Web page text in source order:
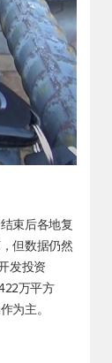
束后各地复
但数据仍然
发投资
万平方
为主。